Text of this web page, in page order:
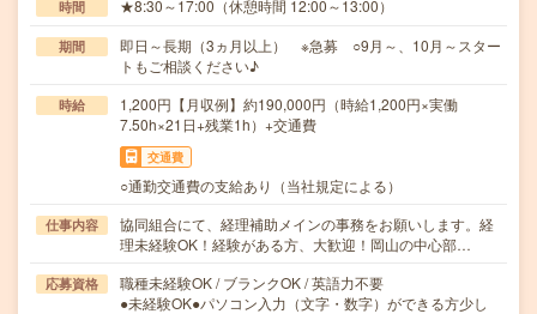
時間 ★8:30～17:00（休憩時間 12:00～13:00）
期間
即日～長期（3ヵ月以上） ※急募 ○9月～、10月～スター
トもご相談ください♪
時給
1,200円【月収例】約190,000円（時給1,200円×実働
7.50h×21日+残業1h）+交通費
交通費
○通勤交通費の支給あり（当社規定による）
仕事内容
協同組合にて、経理補助メインの事務をお願いします。経
理未経験OK！経験がある方、大歓迎！岡山の中心部…
応募資格
職種未経験OK / ブランクOK / 英語力不要
●未経験OK●パソコン入力（文字・数字）ができる方少し